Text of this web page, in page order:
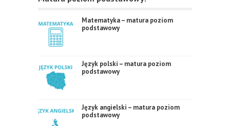
Matematyka – matura poziom
podstawowy
Język polski – matura poziom
podstawowy
Język angielski – matura poziom
podstawowy